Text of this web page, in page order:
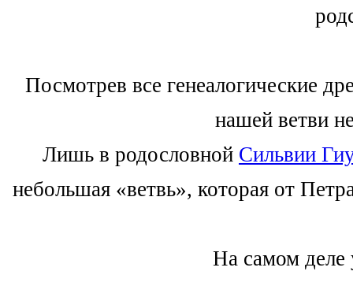
Посмотрев все генеалогические
нашей ветви
Лишь в родословной Сильвии
небольшая «ветвь», которая от
На самом деле